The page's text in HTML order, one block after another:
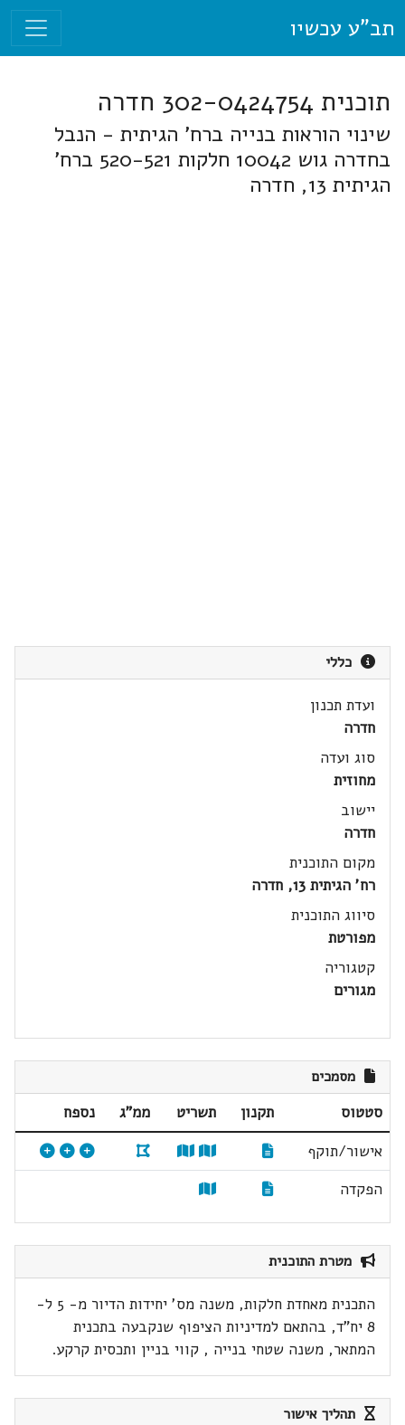
תב"ע עכשיו
תוכנית 302-0424754 חדרה
שינוי הוראות בנייה ברח' הגיתית - הנבל
בחדרה גוש 10042 חלקות 520-521 ברח'
הגיתית 13, חדרה
כללי
ועדת תכנון
חדרה
סוג ועדה
מחוזית
יישוב
חדרה
מקום התוכנית
רח' הגיתית 13, חדרה
סיווג התוכנית
מפורטת
קטגוריה
מגורים
מסמכים
סטטוס תקנון תשריט ממ"ג
נספח
אישור/תוקף
הפקדה
מטרת התוכנית
התכנית מאחדת חלקות, משנה מס' יחידות הדיור מ- 5 ל-
8 יח"ד, בהתאם למדיניות הציפוף שנקבעה בתכנית
המתאר, משנה שטחי בנייה , קווי בניין ותכסית קרקע.
תהליך אישור